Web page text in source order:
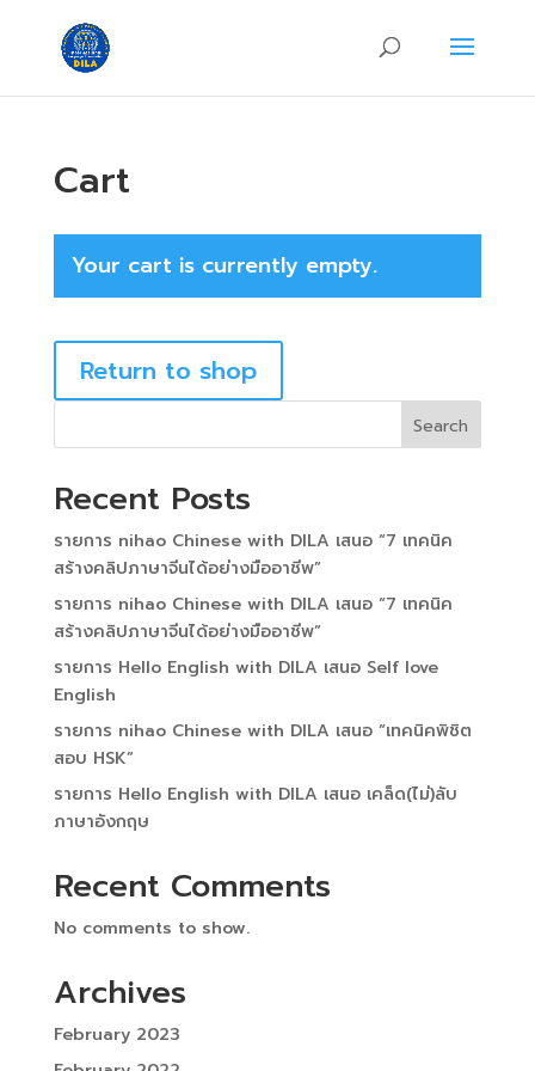
Cart
Your cart is currently empty.
Return to shop
Search
Recent Posts
รายการ nihao Chinese with​ DILA เสนอ “7 เทคนิค
สร้างคลิปภาษาจีนได้อย่างมืออาชีพ”
รายการ nihao Chinese with​ DILA เสนอ “7 เทคนิค
สร้างคลิปภาษาจีนได้อย่างมืออาชีพ”
รายการ Hello English with​ DILA เสนอ Self love
English
รายการ nihao Chinese with​ DILA เสนอ “เทคนิคพิชิต​
สอบ HSK”
รายการ Hello English with​ DILA เสนอ เคล็ด(ไม่)​ลับ
ภาษา​อังกฤษ​
Recent Comments
No comments to show.
Archives
February 2023